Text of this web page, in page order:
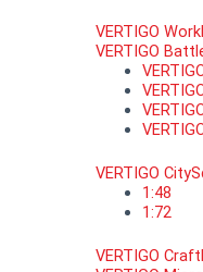
VERTIGO
VERTIGO
VERTIGO
1:48
1:72
VERTIGO